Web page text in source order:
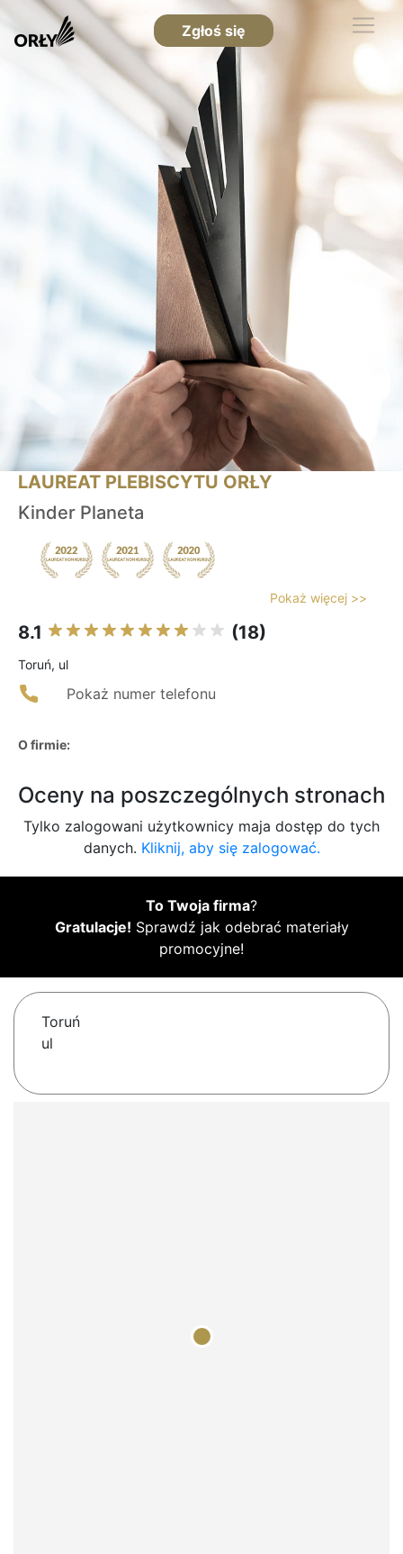
Zgłoś się
LAUREAT PLEBISCYTU ORŁY
Kinder Planeta
Pokaż więcej >>
8.1 (18)
Toruń, ul
Pokaż numer telefonu
O firmie:
Oceny na poszczególnych stronach
Tylko zalogowani użytkownicy maja dostęp do tych
danych. Kliknij, aby się zalogować.
To Twoja firma?
Gratulacje! Sprawdź jak odebrać materiały
promocyjne!
Toruń
ul